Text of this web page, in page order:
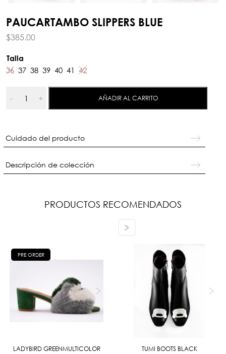
PAUCARTAMBO SLIPPERS BLUE
$385.00
Talla
36 37 38 39 40 41 42
Paucartambo
Slippers
+
- AÑADIR AL CARRITO
Cuidado del producto
Descripción de colección
PRODUCTOS RECOMENDADOS
PRE ORDER
LADYBIRD GREENMULTICOLOR
TUMI BOOTS BLACK